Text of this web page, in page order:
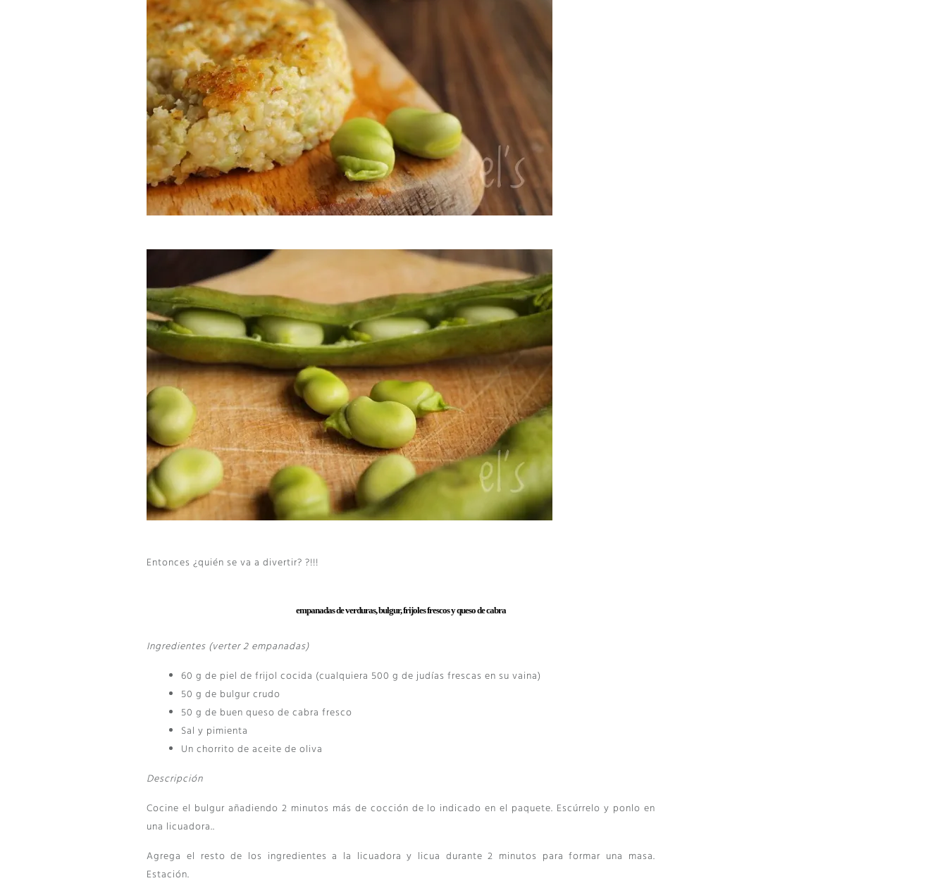
Entonces ¿quién se va a divertir? ?!!!
empanadas de verduras, bulgur, frijoles frescos y queso de cabra
Ingredientes (verter 2 empanadas)
60 g de piel de frijol cocida (cualquiera 500 g de judías frescas en su vaina)
50 g de bulgur crudo
50 g de buen queso de cabra fresco
Sal y pimienta
Un chorrito de aceite de oliva
Descripción
Cocine el bulgur añadiendo 2 minutos más de cocción de lo indicado en el paquete. Escúrrelo y ponlo en
una licuadora..
Agrega el resto de los ingredientes a la licuadora y licua durante 2 minutos para formar una masa.
Estación.